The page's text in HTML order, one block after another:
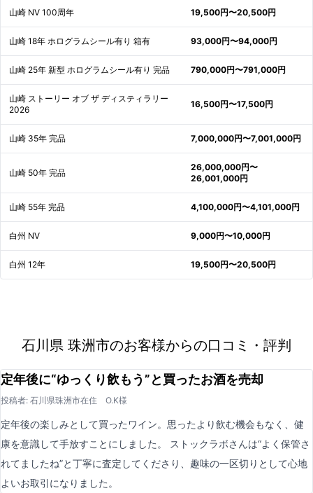
山崎 NV 100周年 19,500円〜20,500円
山崎 18年 ホログラムシール有り 箱有 93,000円〜94,000円
山崎 25年 新型 ホログラムシール有り 完品 790,000円〜791,000円
山崎 ストーリー オブ ザ ディスティラリー
2026
16,500円〜17,500円
山崎 35年 完品 7,000,000円〜7,001,000円
山崎 50年 完品
26,000,000円〜
26,001,000円
山崎 55年 完品 4,100,000円〜4,101,000円
白州 NV 9,000円〜10,000円
白州 12年 19,500円〜20,500円
石川県 珠洲市のお客様からの口コミ・評判
定年後に“ゆっくり飲もう”と買ったお酒を売却
投稿者: 石川県珠洲市在住 O.K様
定年後の楽しみとして買ったワイン。思ったより飲む機会もなく、健
康を意識して手放すことにしました。 ストックラボさんは“よく保管さ
れてましたね”と丁寧に査定してくださり、趣味の一区切りとして心地
よいお取引になりました。